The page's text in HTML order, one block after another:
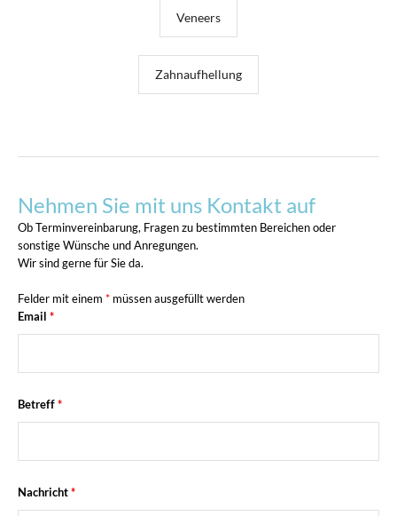
Veneers
Zahnaufhellung
Nehmen Sie mit uns Kontakt auf
Ob Terminvereinbarung, Fragen zu bestimmten Bereichen oder
sonstige Wünsche und Anregungen.
Wir sind gerne für Sie da.
Felder mit einem *müssen ausgefüllt werden
Email *
Betreff*
Nachricht*